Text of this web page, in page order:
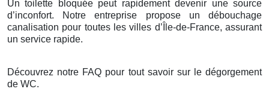
Un toilette bloquée peut rapidement devenir une source
d’inconfort. Notre entreprise propose un débouchage
canalisation pour toutes les villes d’Île-de-France, assurant
un service rapide.
Découvrez notre FAQ pour tout savoir sur le dégorgement
de WC.